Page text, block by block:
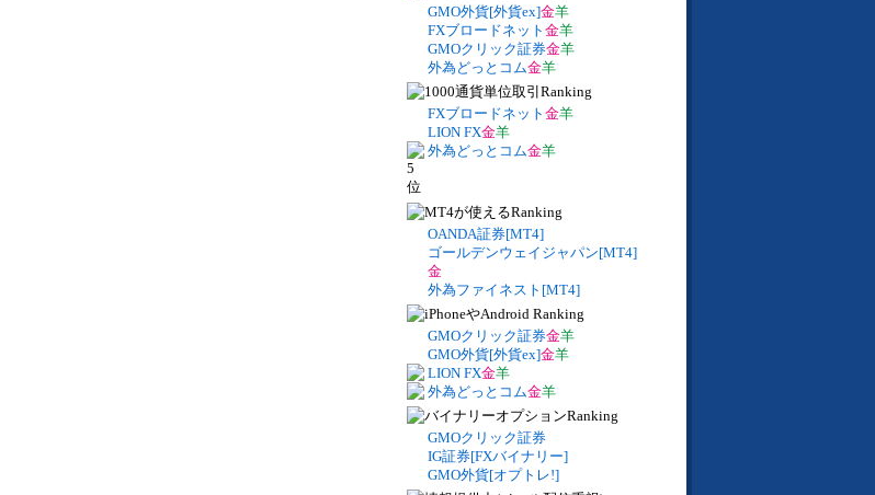
GMO外貨[外貨ex]金羊
FXブロードネット 金羊
GMOクリック証券金羊
外為どっとコム金羊
FXブロードネット 金羊
LION FX金羊
外為どっとコム金羊
OANDA証券[MT4]
ゴールデンウェイジャパン[MT4]
金
外為ファイネスト[MT4]
GMOクリック証券金羊
GMO外貨[外貨ex]金羊
LION FX金羊
外為どっとコム金羊
GMOクリック証券
IG証券[FXバイナリー]
GMO外貨[オプトレ!]